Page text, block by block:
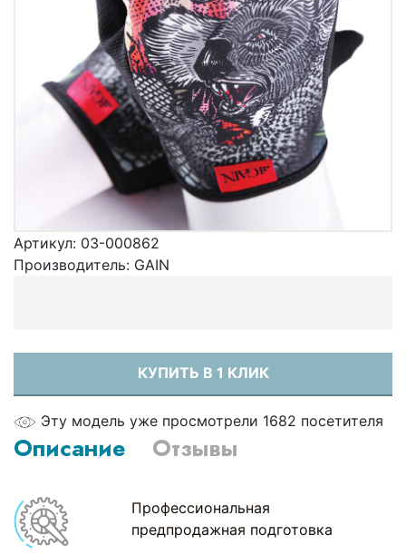
Артикул: 03-000862
Производитель: GAIN
КУПИТЬ В 1 КЛИК
Эту модель уже просмотрели 1682 посетителя
Описание Отзывы
Профессиональная
предпродажная подготовка